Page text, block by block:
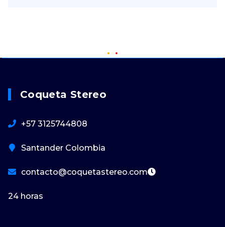
Coqueta Stereo
+57 3125744808
Santander Colombia
contacto@coquetastereo.com
24 horas